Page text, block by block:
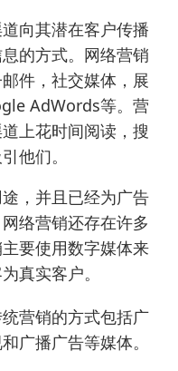
向其潜在客户传播
的方式。网络营销
件，社交媒体，展
AdWords等。营
上花时间阅读，搜
他们。
，并且已经为广告
络营销还存在许多
要使用数字媒体来
真实客户。
营销的方式包括广
广播广告等媒体。